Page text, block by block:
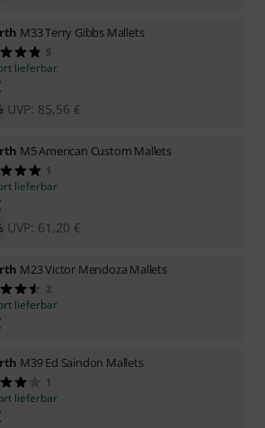
M33 Terry Gibbs Mallets
5
lieferbar
UVP: 85,56 €
M5 American Custom Mallets
1
lieferbar
UVP: 61,20 €
M23 Victor Mendoza Mallets
2
lieferbar
M39 Ed Saindon Mallets
1
lieferbar